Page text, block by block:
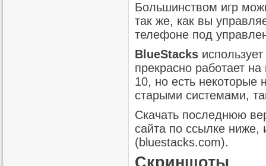
Большинством игр
так же, как вы
телефоне под
BlueStacks
прекрасно работает
10, но есть некоторые
старыми системами,
Скачать последнюю
сайта по ссылке ниже,
(bluestacks.com).
Скриншоты